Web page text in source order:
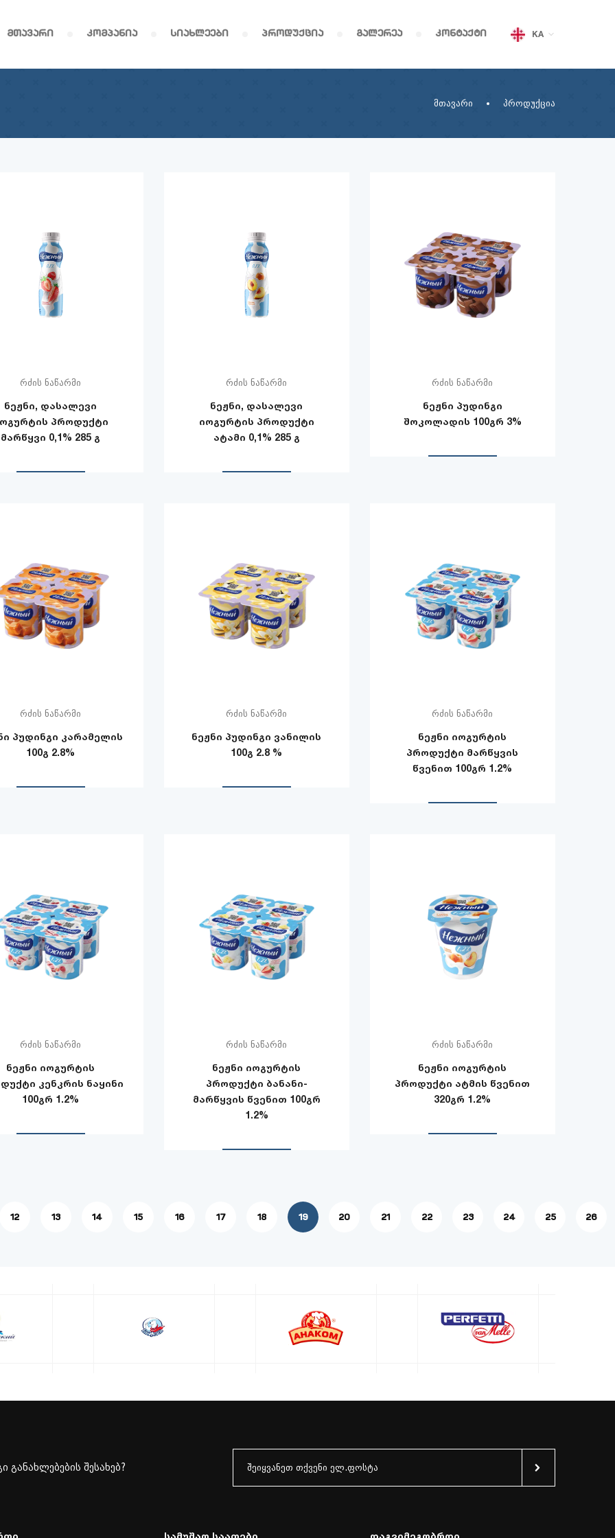
მთავარი კომპანია სიახლეები პროდუქცია გალერეა კონტაქტი KA
მთავარი პროდუქცია
რძის ნაწარმი
ნეჟნი, დასალევი
პროდუქტი
მარწყვი 0,1% 285 გ
რძის ნაწარმი
ნეჟნი, დასალევი
იოგურტის პროდუქტი
ატამი 0,1% 285 გ
რძის ნაწარმი
ნეჟნი პუდინგი
შოკოლადის 100გრ 3%
რძის ნაწარმი
პუდინგი კარამელის
100გ 2.8%
რძის ნაწარმი
ნეჟნი პუდინგი ვანილის
100გ 2.8 %
რძის ნაწარმი
ნეჟნი იოგურტის
პროდუქტი მარწყვის
წვენით 100გრ 1.2%
რძის ნაწარმი
ნეჟნი იოგურტის
კენკრის ნაყინი
100გრ 1.2%
რძის ნაწარმი
ნეჟნი იოგურტის
პროდუქტი ბანანი-
მარწყვის წვენით 100გრ
1.2%
რძის ნაწარმი
ნეჟნი იოგურტის
პროდუქტი ატმის წვენით
320გრ 1.2%
12 13 14 15 16 17 18 19 20 21 22 23 24 25 26
შესახებ?
Სამუშაო Საათები Დაგვიმეგობრდი